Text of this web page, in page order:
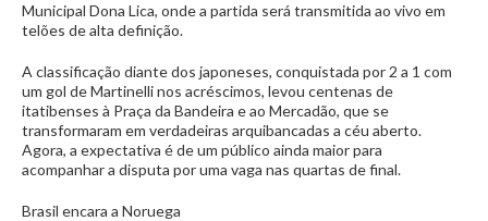
Municipal Dona Lica, onde a partida será transmitida ao vivo em
telões de alta definição.
A classificação diante dos japoneses, conquistada por 2 a 1 com
um gol de Martinelli nos acréscimos, levou centenas de
itatibenses à Praça da Bandeira e ao Mercadão, que se
transformaram em verdadeiras arquibancadas a céu aberto.
Agora, a expectativa é de um público ainda maior para
acompanhar a disputa por uma vaga nas quartas de final.
Brasil encara a Noruega